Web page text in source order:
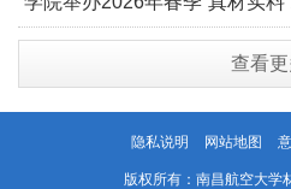
查看
隐私说明 网站地图
版权所有：南昌航空大学